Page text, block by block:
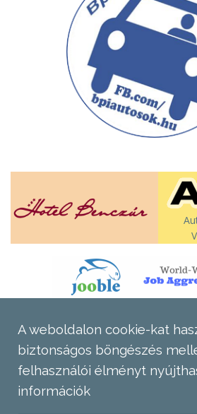
A weboldalon cookie-kat
biztonságos böngészés
felhasználói élményt
információk